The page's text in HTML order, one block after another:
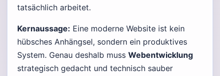
tatsächlich arbeitet.
Kernaussage: Eine moderne Website ist kein
hübsches Anhängsel, sondern ein produktives
System. Genau deshalb muss Webentwicklung
strategisch gedacht und technisch sauber